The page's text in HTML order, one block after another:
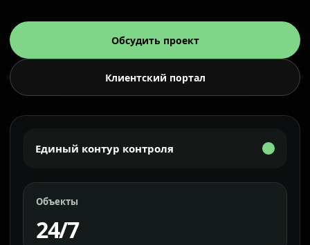
Обсудить проект
Клиентский портал
Единый контур контроля
Объекты
24/7